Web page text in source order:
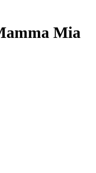
Mia